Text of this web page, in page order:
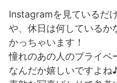
Instagramを見ているだ
や、休日は何しているか
かっちゃいます！
憧れのあの人のプライベ
なんだか嬉しいですよね